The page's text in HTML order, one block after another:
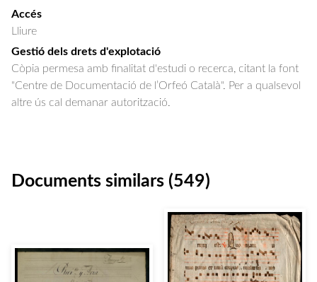
Accés
Lliure
Gestió dels drets d'explotació
Còpia permesa amb finalitat d'estudi o recerca, citant la font
"Centre de Documentació de l’Orfeó Català". Per a qualsevol
altre ús cal demanar autorització.
Documents similars (549)